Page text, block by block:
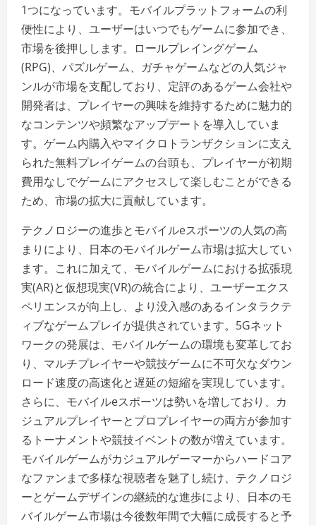
1つになっています。モバイルプラットフォームの利
便性により、ユーザーはいつでもゲームに参加でき、
市場を後押しします。ロールプレイングゲーム
(RPG)、パズルゲーム、ガチャゲームなどの人気ジャ
ンルが市場を支配しており、定評のあるゲーム会社や
開発者は、プレイヤーの興味を維持するために魅力的
なコンテンツや頻繁なアップデートを導入していま
す。ゲーム内購入やマイクロトランザクションに支え
られた無料プレイゲームの台頭も、プレイヤーが初期
費用なしでゲームにアクセスして楽しむことができる
ため、市場の拡大に貢献しています。
テクノロジーの進歩とモバイルeスポーツの人気の高
まりにより、日本のモバイルゲーム市場は拡大してい
ます。これに加えて、モバイルゲームにおける拡張現
実(AR)と仮想現実(VR)の統合により、ユーザーエクス
ペリエンスが向上し、より没入感のあるインタラクテ
ィブなゲームプレイが提供されています。5Gネット
ワークの発展は、モバイルゲームの環境も変革してお
り、マルチプレイヤーや競技ゲームに不可欠なダウン
ロード速度の高速化と遅延の短縮を実現しています。
さらに、モバイルeスポーツは勢いを増しており、カ
ジュアルプレイヤーとプロプレイヤーの両方が参加す
るトーナメントや競技イベントの数が増えています。
モバイルゲームがカジュアルゲーマーからハードコア
なファンまで多様な視聴者を魅了し続け、テクノロジ
ーとゲームデザインの継続的な進歩により、日本のモ
バイルゲーム市場は今後数年間で大幅に成長すると予